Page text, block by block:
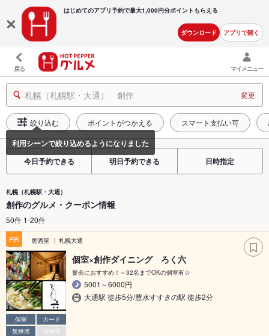
はじめてのアプリ予約で最大1,000円分ポイントもらえる
ダウンロード アプリで開く
戻る マイメニュー
札幌（札幌駅・大通） 創作 変更
絞り込む ポイントがつかえる スマート支払い可
今日予約できる 明日予約できる 日時指定
札幌（札幌駅・大通）
創作のグルメ・クーポン情報
50件 1-20件
PR
居酒屋 札幌大通
個室
カード
禁煙席
喫煙席
個室×創作ダイニング ろく六
宴会におすすめ！～32名までOKの個室有☆
5001～6000円
大通駅 徒歩5分/豊水すすきの駅 徒歩2分